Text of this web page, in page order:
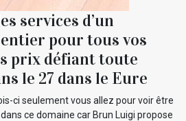
services d’un
pour tous vos
prix défiant toute
le 27 dans le Eure
ci seulement vous allez pour voir être
ce domaine car Brun Luigi propose